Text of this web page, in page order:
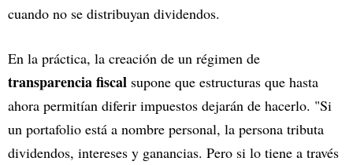
cuando no se distribuyan dividendos.
En la práctica, la creación de un régimen de
transparencia fiscal supone que estructuras que hasta
ahora permitían diferir impuestos dejarán de hacerlo. "Si
un portafolio está a nombre personal, la persona tributa
dividendos, intereses y ganancias. Pero si lo tiene a través